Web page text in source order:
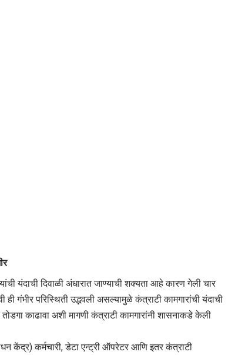
यंदाची दिवाळी अंधारात जाण्याची शक्यता आहे कारण गेली चार
गंभीर परिस्थिती उद्भवली असल्यामुळे कंत्राटी कामगारांची यंदाची
काढावा अशी मागणी कंत्राटी कामगारांनी शासनाकडे केली
केंद्र) कर्मचारी, डेटा एन्ट्री ऑपरेटर आणि इतर कंत्राटी